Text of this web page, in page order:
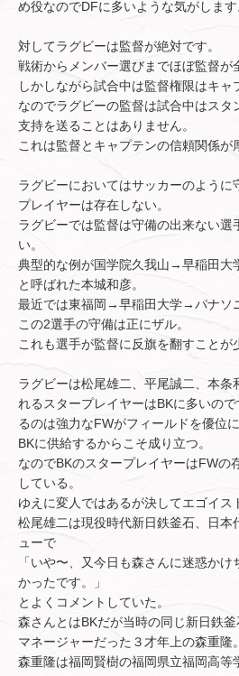
め役なのでDFに多いような気がします
対してラグビーは監督が絶対です。
戦術からメンバー選びまでほぼ監督が
しかしながら試合中は監督権限はキャ
なのでラグビーの監督は試合中はスタ
支持を送ることはありません。
これは監督とキャプテンの信頼関係が
ラグビーにおいてはサッカーのように
プレイヤーは存在しない。
ラグビーでは監督は守備の出来ない選
い。
典型的な例が国学院久我山→早稲田大
と呼ばれた本城和彦。
最近では東福岡→早稲田大学→パナソ
この2選手の守備は正にザル。
これも選手が監督に反旗を翻すことが
ラグビーは松尾雄二、平尾誠二、本条
れるスタープレイヤーはBKに多いの
るのは強力なFWがフィールドを優位
BKに供給するからこそ成り立つ。
なのでBKのスタープレイヤーはFWの
している。
ゆえに変人ではあるが決してエゴイス
松尾雄二は現役時代新日鉄釜石、日本
ューで
「いや〜、又今日も森さんに迷惑か
かったです。」
とよくコメントしていた。
森さんとはBKだが当時の同じ新日鉄
マネージャーだった３才年上の森重隆。
森重隆は福岡賢樹の福岡県立福岡高等